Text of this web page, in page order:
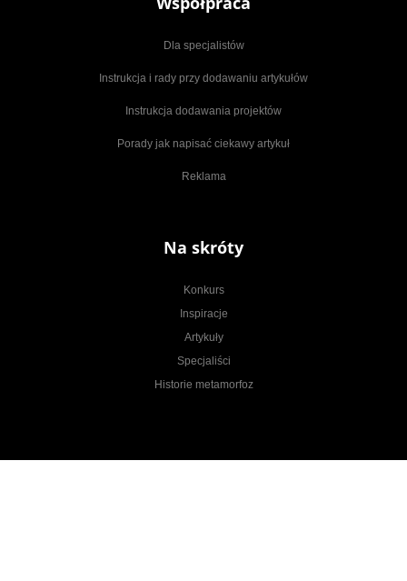
Dla specjalistów
Instrukcja i rady przy dodawaniu artykułów
Instrukcja dodawania projektów
Porady jak napisać ciekawy artykuł
Reklama
Na skróty
Konkurs
Inspiracje
Artykuły
Specjaliści
Historie metamorfoz